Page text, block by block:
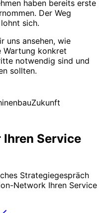
haben bereits erste
Der Weg
sich.
uns ansehen, wie
Wartung konkret
notwendig sind und
sollten.
Zukunft
Ihren Service
Strategiegespräch
Network Ihren Service